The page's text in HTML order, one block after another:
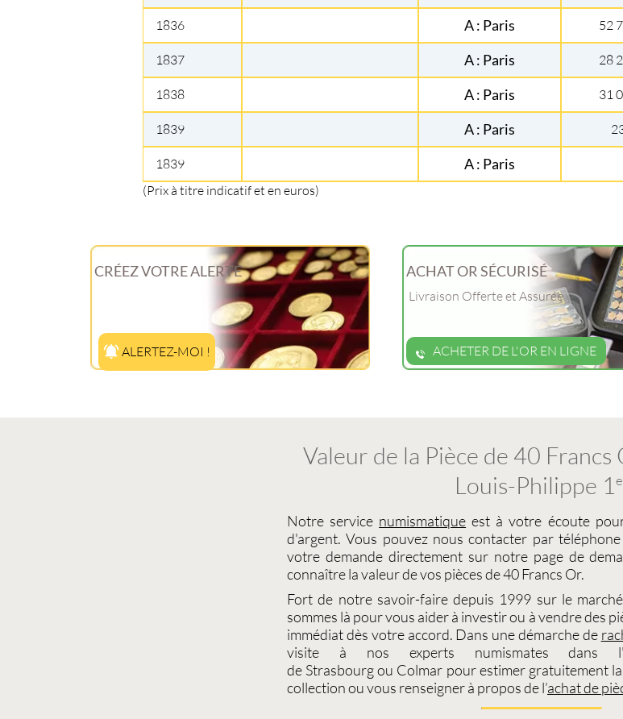
1836 A : Paris 52
1837 A : Paris 28
1838 A : Paris 31
1839 A : Paris
1839 A : Paris
(Prix à titre indicatif et en euros)
CRÉEZ VOTRE ALERTE
ALERTEZ-MOI !
ACHAT OR SÉCURISÉ
Livraison Offerte et Assurée
ACHETER DE L'OR EN LIGNE
Valeur de la Pièce de 40
Louis-Philippe 1
Notre service numismatique est à votre écoute
d'argent. Vous pouvez nous contacter par
votre demande directement sur notre page de
connaître lavaleur de vos pièces de 40 Francs Or.
Fort de notre savoir-faire depuis 1999 sur le
sommes là pour vous aider à investir ou àvendre des
immédiat dès votre accord. Dans une démarche de
visite à nos experts numismates dans
de Strasbourgou Colmar pour estimer gratuitement
collectionou vous renseigner à propos de l’achat de